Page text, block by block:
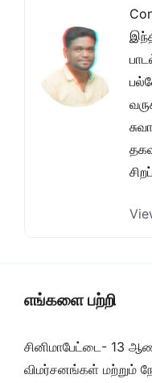
எங்களை பற்றி
சினிமாபேட்டை- 13
விமர்சனங்கள் மற்றும்